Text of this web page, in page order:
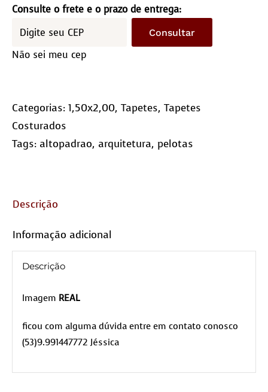
–
Quadriculado
quantidade
Consulte o frete e o prazo de entrega:
Consultar
Não sei meu cep
Categorias: 1,50x2,00, Tapetes, Tapetes
Costurados
Tags: altopadrao, arquitetura, pelotas
Descrição
Informação adicional
Descrição
Imagem REAL
ficou com alguma dúvida entre em contato conosco
(53)9.991447772 Jéssica